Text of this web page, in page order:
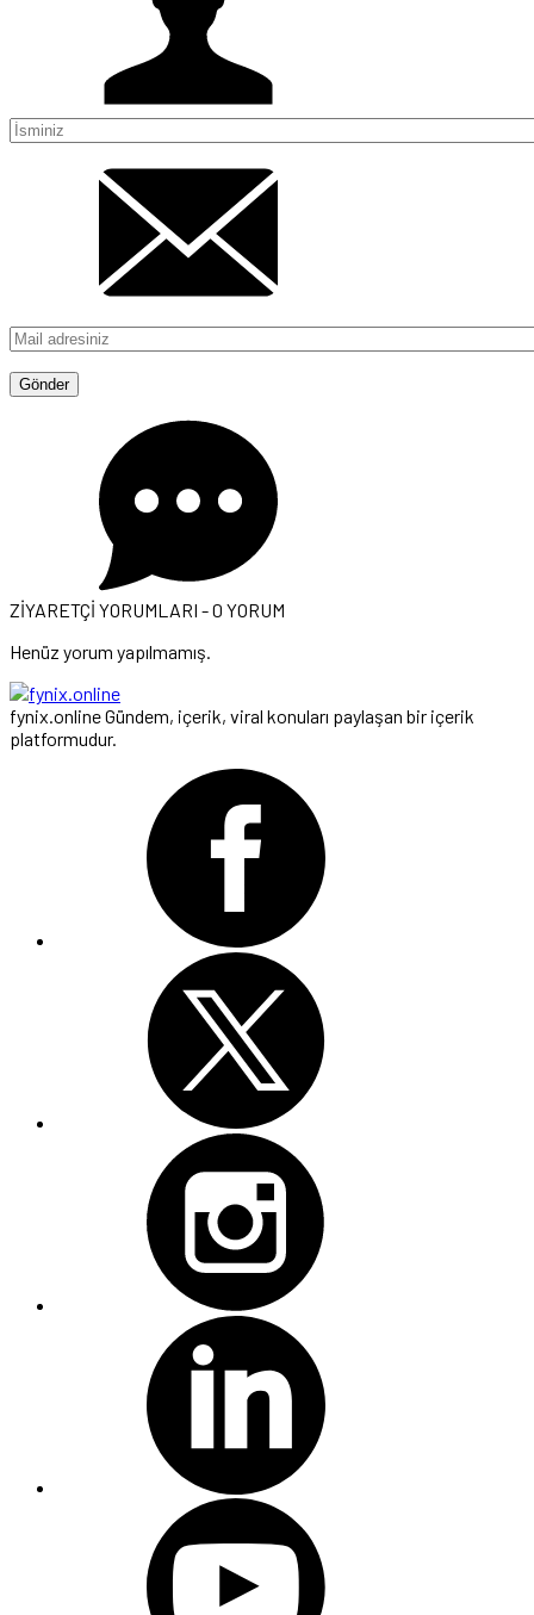
ZİYARETÇİ YORUMLARI - 0 YORUM
Henüz yorum yapılmamış.
fynix.online Gündem, içerik, viral konuları paylaşan bir içerik
platformudur.